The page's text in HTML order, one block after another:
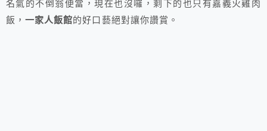
名氣的不倒翁便當，現在也沒囉，剩下的也只有嘉義火雞肉
飯，一家人飯館的好口藝絕對讓你讚賞。